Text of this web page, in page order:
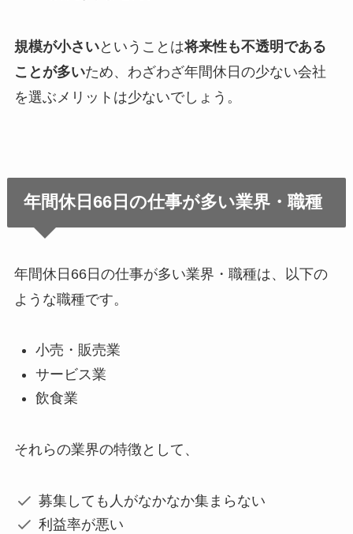
規模が小さいということは将来性も不透明である
ことが多いため、わざわざ年間休日の少ない会社
を選ぶメリットは少ないでしょう。
年間休日66日の仕事が多い業界・職種
年間休日66日の仕事が多い業界・職種は、以下の
ような職種です。
小売・販売業
サービス業
飲食業
それらの業界の特徴として、
募集しても人がなかなか集まらない
利益率が悪い